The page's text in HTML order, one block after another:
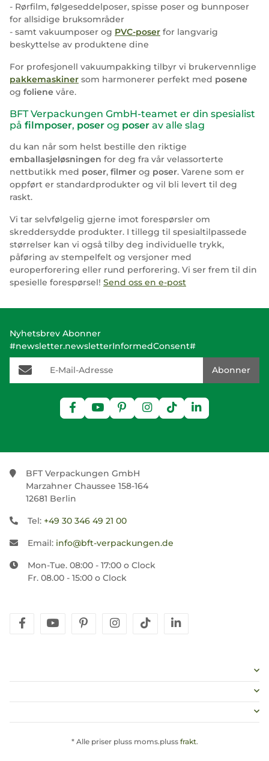
- Rørfilm, følgeseddelposer, spisse poser og bunnposer
for allsidige bruksområder
- samt vakuumposer og PVC-poser for langvarig
beskyttelse av produktene dine
For profesjonell vakuumpakking tilbyr vi brukervennlige
pakkemaskiner som harmonerer perfekt med posene
og foliene våre.
BFT Verpackungen GmbH-teamet er din spesialist
på filmposer, poser og poser av alle slag
du kan når som helst bestille den riktige
emballasjeløsningen for deg fra vår velassorterte
nettbutikk med poser, filmer og poser. Varene som er
oppført er standardprodukter og vil bli levert til deg
raskt.
Vi tar selvfølgelig gjerne imot forespørsler om
skreddersydde produkter. I tillegg til spesialtilpassede
størrelser kan vi også tilby deg individuelle trykk,
påføring av stempelfelt og versjoner med
europerforering eller rund perforering. Vi ser frem til din
spesielle forespørsel! Send oss en e-post
Nyhetsbrev Abonner
#newsletter.newsletterInformedConsent#
E-Mail-Adresse
Abonner
BFT Verpackungen GmbH
Marzahner Chaussee 158-164
12681 Berlin
Tel: +49 30 346 49 21 00
Email: info@bft-verpackungen.de
Mon-Tue. 08:00 - 17:00 o Clock
Fr. 08.00 - 15:00 o Clock
facebookyoutubepinterestinstagram
tiktok
* Alle priser pluss moms.pluss frakt.